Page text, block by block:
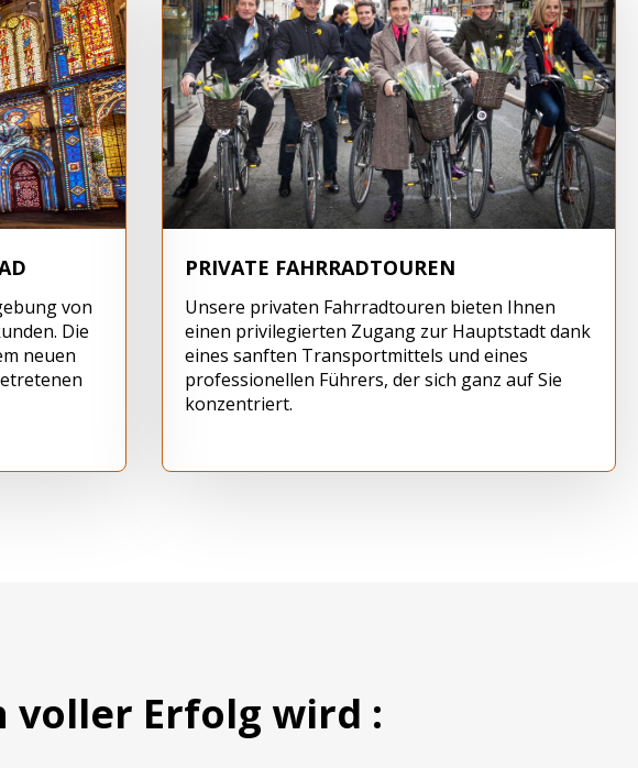
von
Die
neuen
PRIVATE FAHRRADTOUREN
Unsere privaten Fahrradtouren bieten Ihnen
einen privilegierten Zugang zur Hauptstadt dank
eines sanften Transportmittels und eines
professionellen Führers, der sich ganz auf Sie
konzentriert.
voller Erfolg wird :